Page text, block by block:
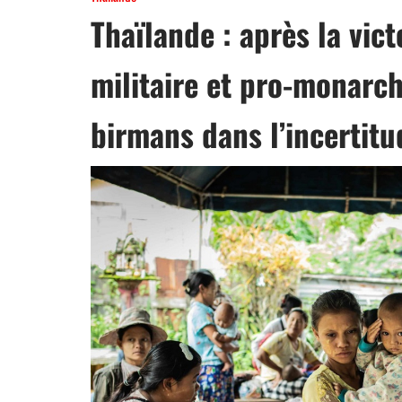
Thaïlande : après la
militaire et pro-
birmans dans